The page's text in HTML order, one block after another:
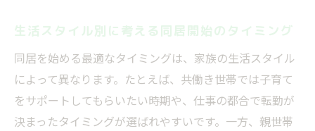
る理由
親と円満に暮らすためのタイミング調整術
同居生活を長続きさせるタイミングの考え
方
親との同居タイミングが生活費にも及ぼす
生活スタイル別に考える同居開始のタイミング
同居を始める最適なタイミングは、家族の生活スタイル
によって異なります。たとえば、共働き世帯では子育て
をサポートしてもらいたい時期や、仕事の都合で転勤が
決まったタイミングが選ばれやすいです。一方、親世帯